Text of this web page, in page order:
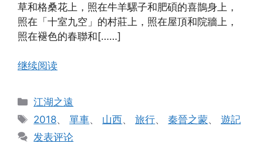
草和格桑花上，照在牛羊騾子和肥碩的喜鵲身上，
照在「十室九空」的村莊上，照在屋頂和院牆上，
照在褪色的春聯和[……]
继续阅读
分
类
江湖之遠
标
签
2018、單車、 山西、旅行、秦晉之蒙、遊記
发表评论